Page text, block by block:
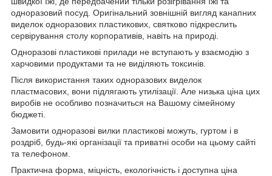
одноразовий посуд. Оригінальний зовнішній вигляд канапних
виделок одноразових пластикових, святково підкреслить
сервірування столу корпоративів, навіть на природі.
Одноразові пластикові прилади не вступають у взаємодію з
харчовими продуктами та не виділяють токсинів.
Після використання таких одноразових виделок
пластмасових, вони підлягають утилізації. Але низька ціна цих
виробів не особливо позначиться на Вашому сімейному
бюджеті.
Замовити одноразові вилки пластикові можуть, гуртом і в
роздріб, будь-які організації та приватні особи на цьому сайті
та телефоном.
Практична форма, міцність, екологічність і доступна ціна